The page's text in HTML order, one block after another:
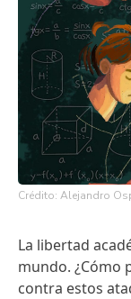
Crédito: Alejandro
La libertad
mundo. ¿Cómo
contra estos